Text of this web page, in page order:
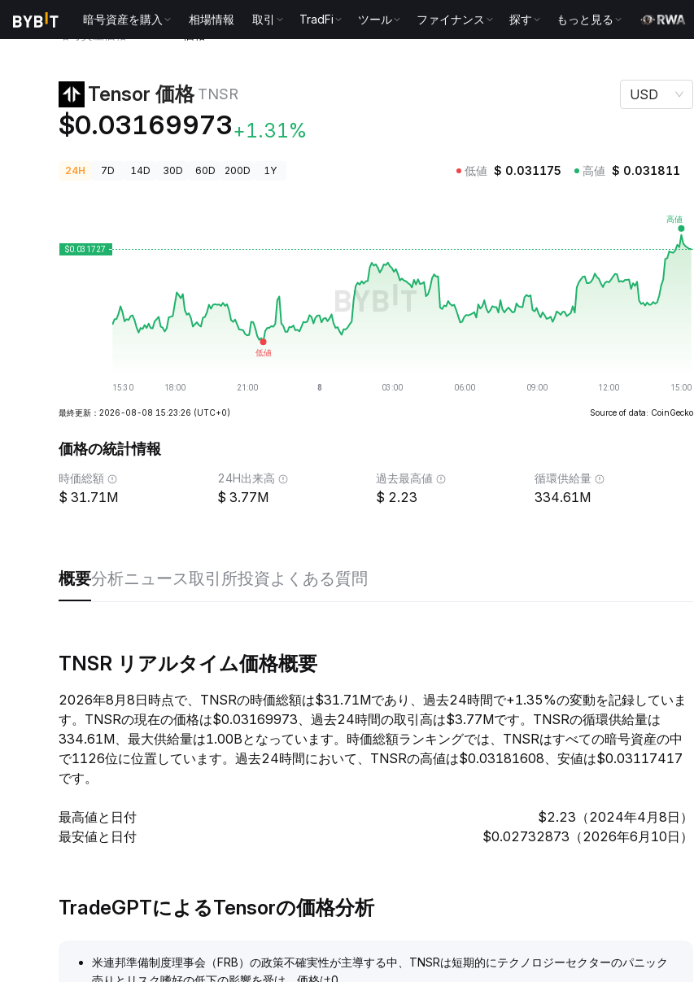
暗号資産を購入 相場情報 取引 TradFi ツール ファイナンス 探す もっと見る
Tensor 価格 TNSR
$0.03169973+1.31%
USD
24H 7D 14D 30D 60D 200D 1Y 低値 $ 0.031175 高値 $ 0.031811
最終更新：2026-08-08 15:23:26 (UTC+0) Source of data: CoinGecko
価格の統計情報
時価総額
31.71M
24H出来高
3.77M
過去最高値
2.23
循環供給量
334.61M
概要分析ニュース取引所投資よくある質問
TNSR リアルタイム価格概要
2026年8月8日時点で、TNSRの時価総額は$31.71Mであり、過去24時間で+1.35%の変動を記録していま
す。TNSRの現在の価格は$0.03169973、過去24時間の取引高は$3.77Mです。TNSRの循環供給量は
334.61M、最大供給量は1.00Bとなっています。時価総額ランキングでは、TNSRはすべての暗号資産の中
で1126位に位置しています。過去24時間において、TNSRの高値は$0.03181608、安値は$0.03117417
です。
最高値と日付
$2.23（2024年4月8日）
最安値と日付
$0.02732873（2026年6月10日）
TradeGPTによるTensorの価格分析
米連邦準備制度理事会（FRB）の政策不確実性が主導する中、TNSRは短期的にテクノロジーセクターのパニック